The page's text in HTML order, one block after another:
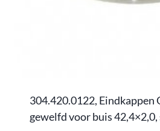
304.420.0122, Eindkappen
gewelfd voor buis